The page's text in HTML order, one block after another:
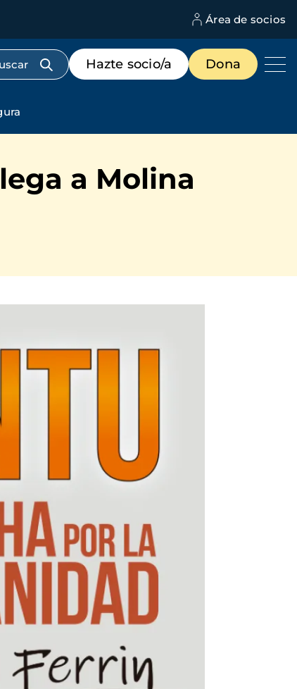
Área de socios
Menú
de
destacados
Hazte socio/a Dona
a Molina